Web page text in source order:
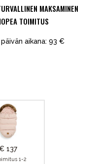
MAKSAMINEN
TOIMITUS
aikana: 93 €
137
1-2